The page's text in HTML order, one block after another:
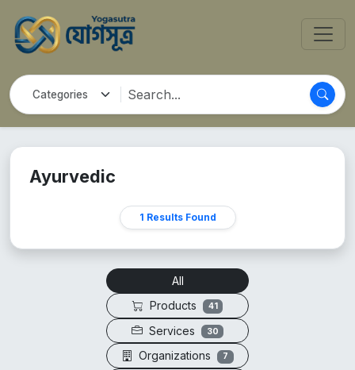
Ayurvedic
1 Results Found
All
Products
41
Services 30
Organizations 7